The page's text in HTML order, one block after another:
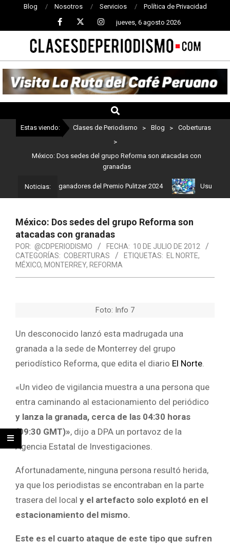
Blog Nosotros Servicios Política de Privacidad
jueves, 6 agosto 2026
CLASES
DE
PERIODISMO
Estas viendo: Clases de Periodismo > Blog >
Coberturas
>
México: Dos sedes del grupo Reforma son atacadas con
granadas
Noticias:
Estos son los ganadores del Premio Pulitzer 2024 Usuarios de
México: Dos sedes del grupo Reforma son
atacadas con granadas
POR: @CDPERIODISMO FECHA: 10 DE JULIO DE 2012
CATEGORÍAS: COBERTURAS ETIQUETAS: EL NORTE,
MÉXICO, MONTERREY, REFORMA
Foto: Info 7
Un desconocido lanzó esta madrugada una
granada a la sede de Monterrey del grupo
periodístico Reforma, que edita el diario El Norte
«Un video de vigilancia muestra a una persona que
entra caminando al estacionamiento del periódico
y lanza la granada, cerca de las 04:30 horas
(09:30 GMT)», dijo a DPA un portavoz de la
Agencia Estatal de Investigaciones.
Afortunadamente, ninguna persona resultó herida,
ya que los periodistas se encontraban en la parte
trasera del local y el artefacto solo explotó en el
estacionamiento del mismo.
Este es el cuarto ataque de este tipo que sufren